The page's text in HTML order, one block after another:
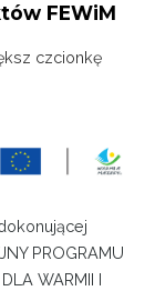
FEWiM
czcionkę
PROGRAMU
WARMII I